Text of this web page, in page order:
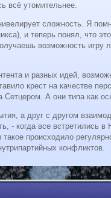
всё утомительнее.
сложность. Я
и теперь понял, что
возможность игру
и разных идей,
крест на качестве
А они типа как
а друг с другом
- когда все встретились
происходило
конфликтов.